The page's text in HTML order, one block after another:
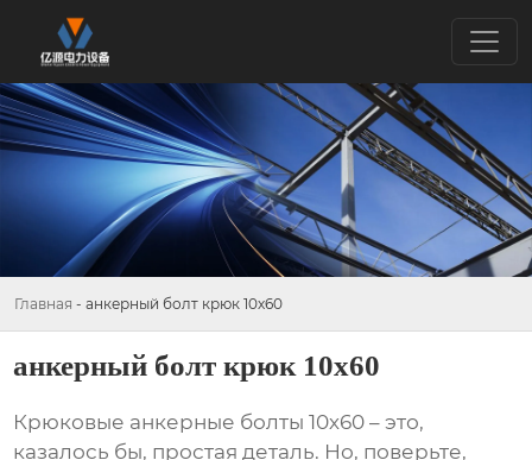
Главная - анкерный болт крюк 10х60
анкерный болт крюк 10х60
Крюковые анкерные болты 10х60 – это,
казалось бы, простая деталь. Но, поверьте,